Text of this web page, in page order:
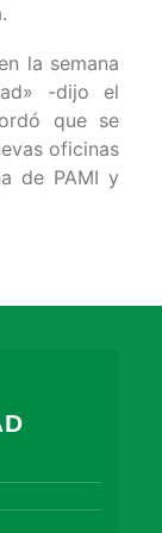
la semana
-dijo el
que se
oficinas
de PAMI y